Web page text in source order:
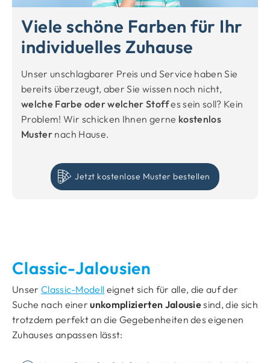
Viele schöne Farben für Ihr
individuelles Zuhause
Unser unschlagbarer Preis und Service haben Sie
bereits überzeugt, aber Sie wissen noch nicht,
welche Farbe oder welcher Stoffes sein soll? Kein
Problem! Wir schicken Ihnen gerne kostenlos
Muster nach Hause.
Jetzt kostenlose Muster bestellen
Classic-Jalousien
Unser Classic-Modell eignet sich für alle, die auf der
Suche nach einerunkomplizierten Jalousiesind, die sich
trotzdem perfekt an die Gegebenheiten des eigenen
Zuhauses anpassen lässt: